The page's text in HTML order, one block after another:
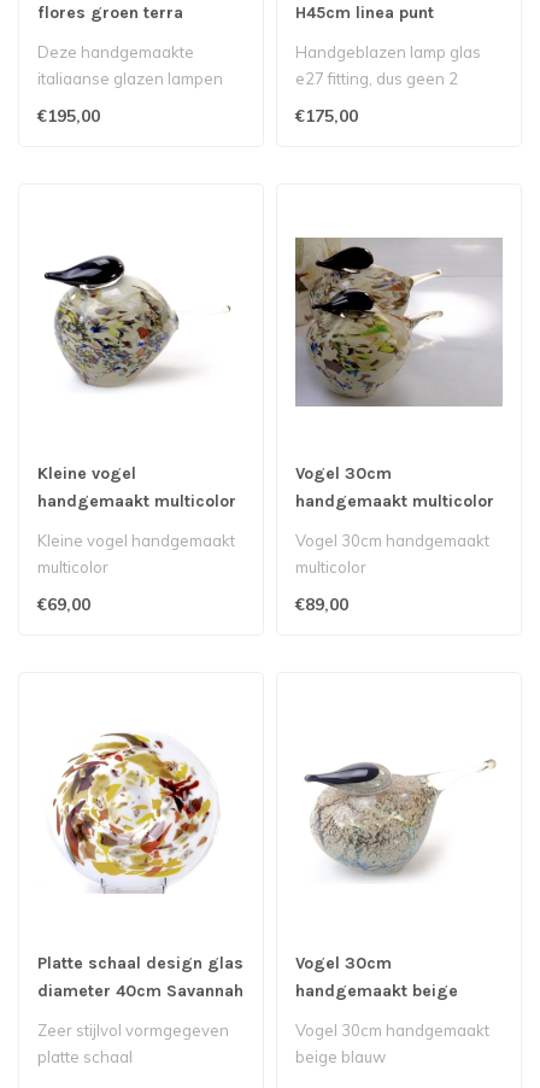
flores groen terra
Deze handgemaakte
italiaanse glazen lampen
€195,00
H45cm linea punt
Handgeblazen lamp glas
e27 fitting, dus geen 2
€175,00
Kleine vogel
handgemaakt multicolor
Kleine vogel handgemaakt
multicolor
€69,00
Vogel 30cm
handgemaakt multicolor
Vogel 30cm handgemaakt
multicolor
€89,00
Platte schaal design glas
diameter 40cm Savannah
Zeer stijlvol vormgegeven
platte schaal
Vogel 30cm
handgemaakt beige
Vogel 30cm handgemaakt
beige blauw